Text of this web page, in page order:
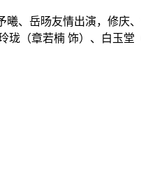
曦、岳旸友情出演，修庆
珑（章若楠 饰）、白玉堂